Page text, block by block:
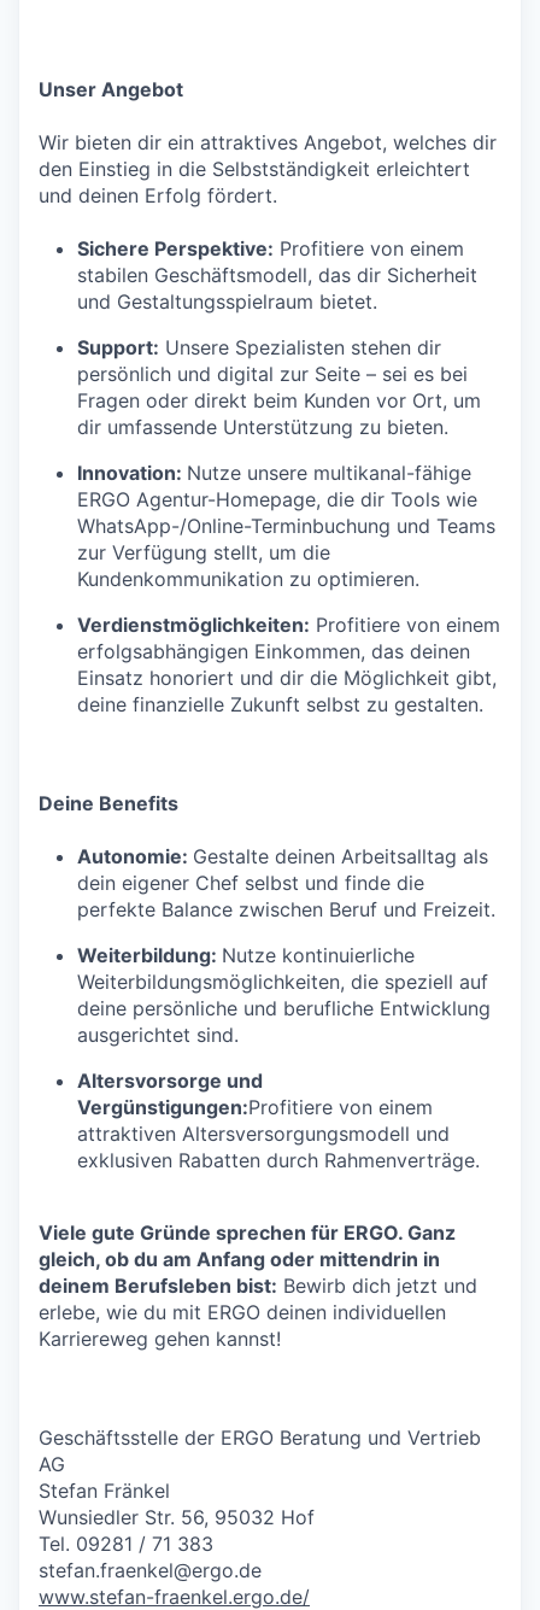
Unser Angebot
Wir bieten dir ein attraktives Angebot, welches dir
den Einstieg in die Selbstständigkeit erleichtert
und deinen Erfolg fördert.
Sichere Perspektive: Profitiere von einem
stabilen Geschäftsmodell, das dir Sicherheit
und Gestaltungsspielraum bietet.
Support: Unsere Spezialisten stehen dir
persönlich und digital zur Seite – sei es bei
Fragen oder direkt beim Kunden vor Ort, um
dir umfassende Unterstützung zu bieten.
Innovation: Nutze unsere multikanal-fähige
ERGO Agentur-Homepage, die dir Tools wie
WhatsApp-/Online-Terminbuchung und Teams
zur Verfügung stellt, um die
Kundenkommunikation zu optimieren.
Verdienstmöglichkeiten: Profitiere von einem
erfolgsabhängigen Einkommen, das deinen
Einsatz honoriert und dir die Möglichkeit gibt,
deine finanzielle Zukunft selbst zu gestalten.
Deine Benefits
Autonomie: Gestalte deinen Arbeitsalltag als
dein eigener Chef selbst und finde die
perfekte Balance zwischen Beruf und Freizeit.
Weiterbildung: Nutze kontinuierliche
Weiterbildungsmöglichkeiten, die speziell auf
deine persönliche und berufliche Entwicklung
ausgerichtet sind.
Altersvorsorge und
Vergünstigungen:Profitiere von einem
attraktiven Altersversorgungsmodell und
exklusiven Rabatten durch Rahmenverträge.
Viele gute Gründe sprechen für ERGO. Ganz
gleich, ob du am Anfang oder mittendrin in
deinem Berufsleben bist: Bewirb dich jetzt und
erlebe, wie du mit ERGO deinen individuellen
Karriereweg gehen kannst!
Geschäftsstelle der ERGO Beratung und Vertrieb
AG
Stefan Fränkel
Wunsiedler Str. 56, 95032 Hof
Tel. 09281 / 71 383
stefan.fraenkel@ergo.de
www.stefan-fraenkel.ergo.de/